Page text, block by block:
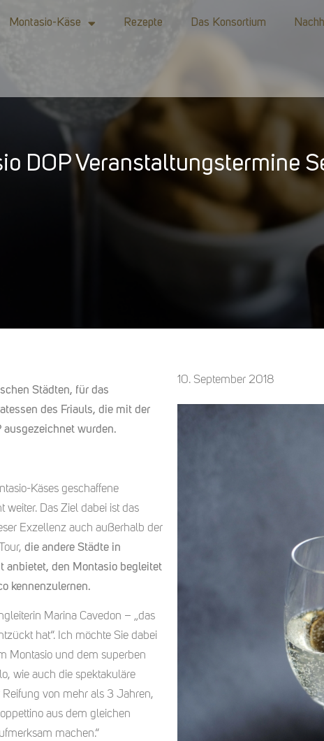
Montasio-Käse Rezepte Das Konsortium
DOP Veranstaltungstermine
Städten, für das
des Friauls, die mit der
wurden.
Käses geschaffene
weiter. Das Ziel dabei ist das
Exzellenz auch außerhalb der
die andere Städte in
anbietet, den Montasio begleitet
kennenzulernen.
Marina Cavedon – „das
hat“. Ich möchte Sie dabei
Montasio und dem superben
wie auch die spektakuläre
von mehr als 3 Jahren,
aus dem gleichen
machen.“
10. September 2018